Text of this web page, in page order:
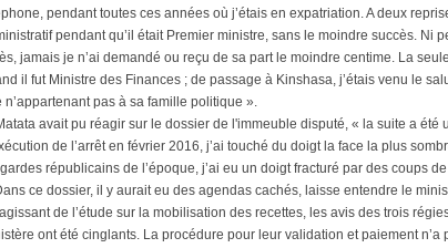
pendant toutes ces années où j’étais en expatriation. A deux
pendant qu’il était Premier ministre, sans le moindre succès. Ni
jamais je n’ai demandé ou reçu de sa part le moindre centime. La
il fut Ministre des Finances ; de passage à Kinshasa, j’étais venu le
n’appartenant pas à sa famille politique ».
avait pu réagir sur le dossier de l'immeuble disputé, « la suite a été
de l’arrêt en février 2016, j’ai touché du doigt la face la plus
gardes républicains de l’époque, j’ai eu un doigt fracturé par des coups
ce dossier, il y aurait eu des agendas cachés, laisse entendre le
de l’étude sur la mobilisation des recettes, les avis des trois
ont été cinglants. La procédure pour leur validation et paiement n’a